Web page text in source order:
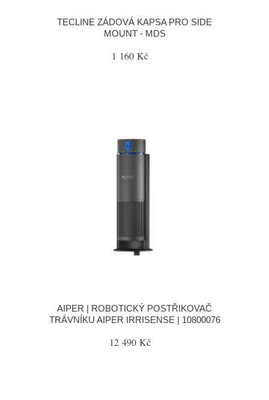
TECLINE ZÁDOVÁ KAPSA PRO SIDE
MOUNT - MDS
1 160 Kč
AIPER | ROBOTICKÝ POSTŘIKOVAČ
TRÁVNÍKU AIPER IRRISENSE | 10800076
12 490 Kč